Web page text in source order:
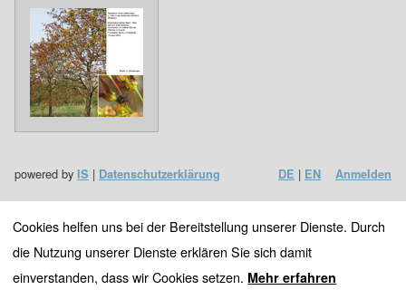
powered by IS | Datenschutzerklärung DE | EN Anmelden
Cookies helfen uns bei der Bereitstellung unserer Dienste. Durch
die Nutzung unserer Dienste erklären Sie sich damit
einverstanden, dass wir Cookies setzen. Mehr erfahren